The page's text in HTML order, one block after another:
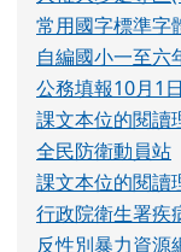
三棧國小蝴蝶網
三棧國小交通安
急難慰問金線上
人權大步走專區(
常用國字標準字
自編國小一至六
公務填報10月1
課文本位的閱讀